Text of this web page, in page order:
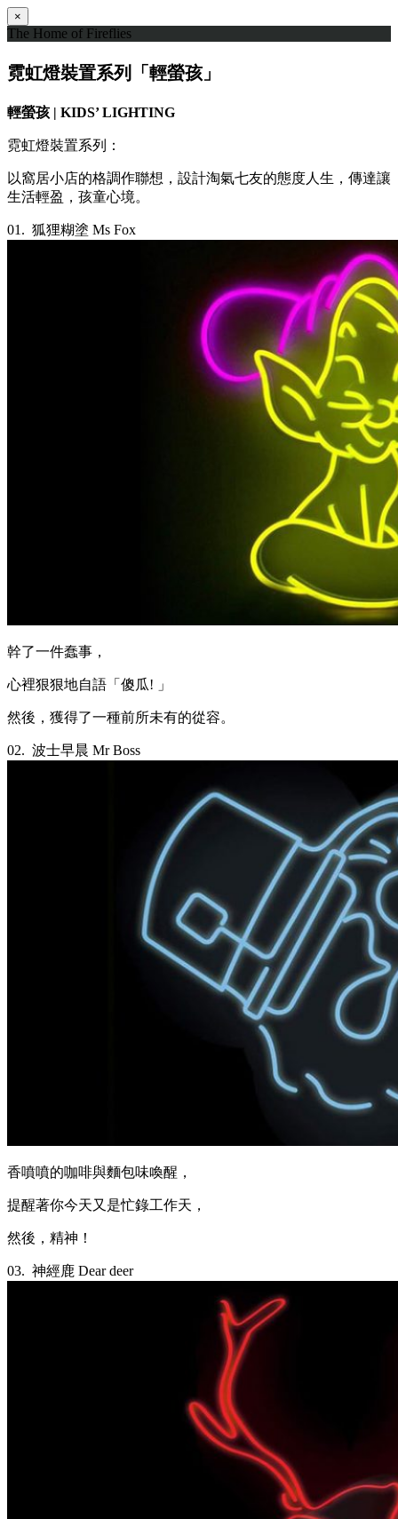
×
The Home of Fireflies
霓虹燈裝置系列「輕螢孩」
輕螢孩 | KIDS’ LIGHTING
霓虹燈裝置系列：
以窩居小店的格調作聯想，設計淘氣七友的態度人生，傳達讓
生活輕盈，孩童心境。
01. 狐狸糊塗 Ms Fox
幹了一件蠢事，
心裡狠狠地自語「傻瓜! 」
然後，獲得了一種前所未有的從容。
02. 波士早晨 Mr Boss
香噴噴的咖啡與麵包味喚醒，
提醒著你今天又是忙錄工作天，
然後，精神！
03. 神經鹿 Dear deer